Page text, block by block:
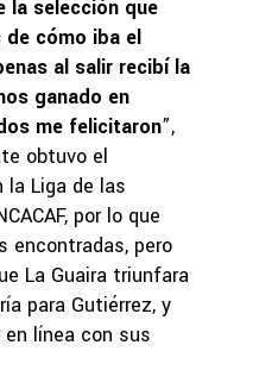
la selección que
cómo iba el
al salir recibí la
ganado en
me felicitaron”,
obtuvo el
la Liga de las
por lo que
encontradas, pero
La Guaira triunfara
para Gutiérrez, y
línea con sus